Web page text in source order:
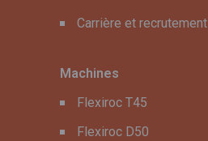
Carrière et recrutement
Machines
Flexiroc T45
Flexiroc D50